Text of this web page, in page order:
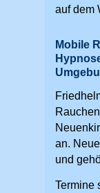
auf dem
Mobile
an.
und
Termine